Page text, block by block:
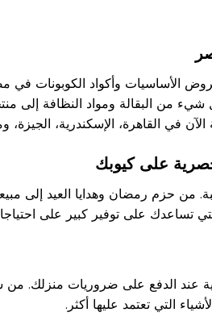
الأساسيات وأكواد الكوبونات في
من البقالة ومواد النظافة إلى
في القاهرة، الإسكندرية، الجيزة،
على كيوبك
حزم رمضان وهدايا العيد إلى
على توفير كبير على
الدفع على ضروريات منزلك. من
التي تعتمد عليها أكثر.